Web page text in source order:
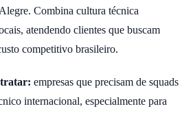
Combina cultura técnica
atendendo clientes que buscam
competitivo brasileiro.
empresas que precisam de squads
internacional, especialmente para